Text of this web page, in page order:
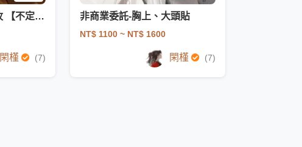
掉落古風塗鴉頭貼4枚 【不定時】
閑槿 (7)
非商業委託-胸上、大頭貼
NT$ 1100 ~ NT$ 1600
閑槿 (7)